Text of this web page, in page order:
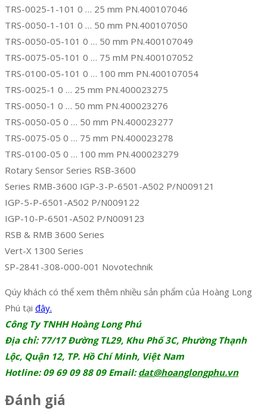
TRS-0025-1-101 0 … 25 mm PN.400107046
TRS-0050-1-101 0 … 50 mm PN.400107050
TRS-0050-05-101 0 … 50 mm PN.400107049
TRS-0075-05-101 0 … 75 mM PN.400107052
TRS-0100-05-101 0 … 100 mm PN.400107054
TRS-0025-1 0 … 25 mm PN.400023275
TRS-0050-1 0 … 50 mm PN.400023276
TRS-0050-05 0 … 50 mm PN.400023277
TRS-0075-05 0 … 75 mm PN.400023278
TRS-0100-05 0 … 100 mm PN.400023279
Rotary Sensor Series RSB-3600
Series RMB-3600 IGP-3-P-6501-A502 P/N009121
IGP-5-P-6501-A502 P/N009122
IGP-10-P-6501-A502 P/N009123
RSB & RMB 3600 Series
Vert-X 1300 Series
SP-2841-308-000-001 Novotechnik
Qúy khách có thể xem thêm nhiều sản phẩm của Hoàng Long
Phú tại đây.
Công Ty TNHH Hoàng Long Phú
Địa chỉ: 77/17 Đường TL29, Khu Phố 3C, Phường Thạnh
Lộc, Quận 12, TP. Hồ Chí Minh, Việt Nam
Hotline: 09 69 09 88 09 Email:dat@hoanglongphu.vn
Đánh giá